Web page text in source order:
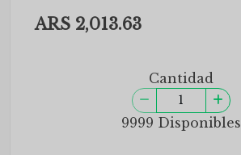
ARS 2,013.63
Cantidad
9999 Disponibles